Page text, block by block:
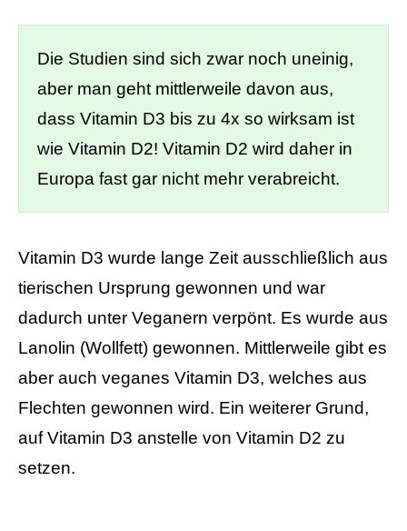
Die Studien sind sich zwar noch uneinig,
aber man geht mittlerweile davon aus,
dass Vitamin D3 bis zu 4x so wirksam ist
wie Vitamin D2! Vitamin D2 wird daher in
Europa fast gar nicht mehr verabreicht.
Vitamin D3 wurde lange Zeit ausschließlich aus
tierischen Ursprung gewonnen und war
dadurch unter Veganern verpönt. Es wurde aus
Lanolin (Wollfett) gewonnen. Mittlerweile gibt es
aber auch veganes Vitamin D3, welches aus
Flechten gewonnen wird. Ein weiterer Grund,
auf Vitamin D3 anstelle von Vitamin D2 zu
setzen.